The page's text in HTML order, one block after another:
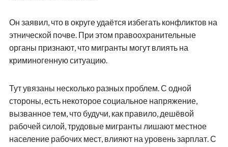
Он заявил, что в округе удаётся избегать конфликтов на
этнической почве. При этом правоохранительные
органы признают, что мигранты могут влиять на
криминогенную ситуацию.
Тут увязаны несколько разных проблем. С одной
стороны, есть некоторое социальное напряжение,
вызванное тем, что будучи, как правило, дешёвой
рабочей силой, трудовые мигранты лишают местное
население рабочих мест, влияют на уровень зарплат. С